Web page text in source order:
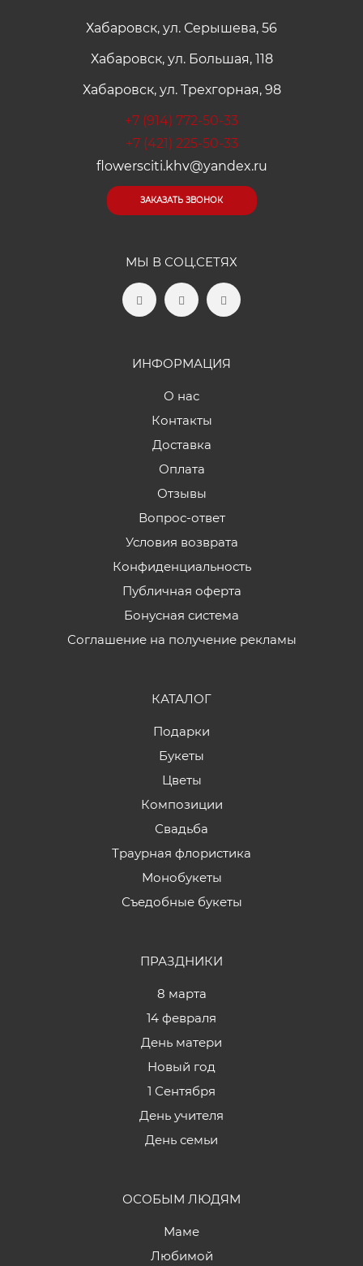
Хабаровск, ул. Серышева, 56
Хабаровск, ул. Большая, 118
Хабаровск, ул. Трехгорная, 98
+7 (914) 772-50-33
+7 (421) 225-50-33
flowersciti.khv@yandex.ru
ЗАКАЗАТЬ ЗВОНОК
МЫ В СОЦ.СЕТЯХ
ИНФОРМАЦИЯ
О нас
Контакты
Доставка
Оплата
Отзывы
Вопрос-ответ
Условия возврата
Конфиденциальность
Публичная оферта
Бонусная система
Соглашение на получение рекламы
КАТАЛОГ
Подарки
Букеты
Цветы
Композиции
Свадьба
Траурная флористика
Монобукеты
Съедобные букеты
ПРАЗДНИКИ
8 марта
14 февраля
День матери
Новый год
1 Сентября
День учителя
День семьи
ОСОБЫМ ЛЮДЯМ
Маме
Любимой